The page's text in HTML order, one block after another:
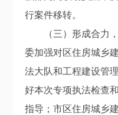
行案件移转。
（三）形成合力，
委加强对区住房城乡
法大队和工程建设管
好本次专项执法检查
指导；市区住房城乡